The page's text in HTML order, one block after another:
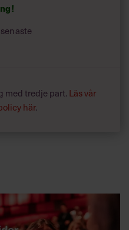
med tredje part. Läs vår
här.